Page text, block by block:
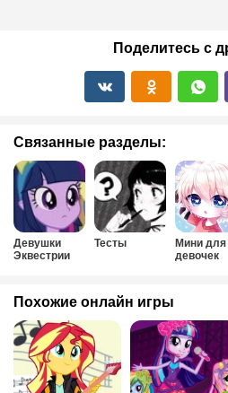
Поделитесь с
Связанные разделы:
Девушки
Эквестрии
Тесты
Мини для
девочек
Похожие онлайн игры